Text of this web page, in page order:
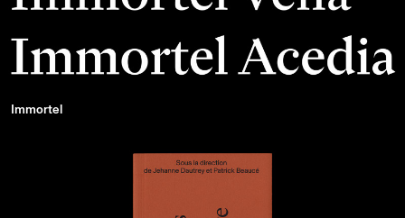
Immortel